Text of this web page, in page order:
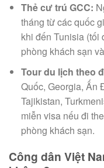
Thẻ cư trú GCC:
tháng từ các quốc
khi đến Tunisia (tối
phòng khách sạn
Tour du lịch theo
Quốc, Georgia, Ấn
Tajikistan,
miễn visa nếu đi
phòng khách sạn.
Công dân Việt